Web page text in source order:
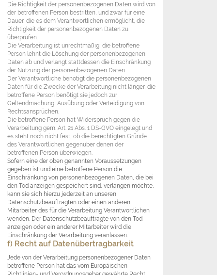
Die Richtigkeit der personenbezogenen Daten wird von
der betroffenen Person bestritten, und zwar für eine
Dauer, die es dem Verantwortlichen ermöglicht, die
Richtigkeit der personenbezogenen Daten zu
überprüfen.
Die Verarbeitung ist unrechtmäßig, die betroffene
Person lehnt die Löschung der personenbezogenen
Daten ab und verlangt stattdessen die Einschränkung
der Nutzung der personenbezogenen Daten.
Der Verantwortliche benötigt die personenbezogenen
Daten für die Zwecke der Verarbeitung nicht länger, die
betroffene Person benötigt sie jedoch zur
Geltendmachung, Ausübung oder Verteidigung von
Rechtsansprüchen.
Die betroffene Person hat Widerspruch gegen die
Verarbeitung gem. Art. 21 Abs. 1 DS-GVO eingelegt und
es steht noch nicht fest, ob die berechtigten Gründe
des Verantwortlichen gegenüber denen der
betroffenen Person überwiegen.
Sofern eine der oben genannten Voraussetzungen
gegeben ist und eine betroffene Person die
Einschränkung von personenbezogenen Daten, die bei
den Tod anzeigen gespeichert sind, verlangen möchte,
kann sie sich hierzu jederzeit an unseren
Datenschutzbeauftragten oder einen anderen
Mitarbeiter des für die Verarbeitung Verantwortlichen
wenden. Der Datenschutzbeauftragte von den Tod
anzeigen oder ein anderer Mitarbeiter wird die
Einschränkung der Verarbeitung veranlassen.
f) Recht auf Datenübertragbarkeit
Jede von der Verarbeitung personenbezogener Daten
betroffene Person hat das vom Europäischen